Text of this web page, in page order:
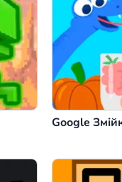
Google